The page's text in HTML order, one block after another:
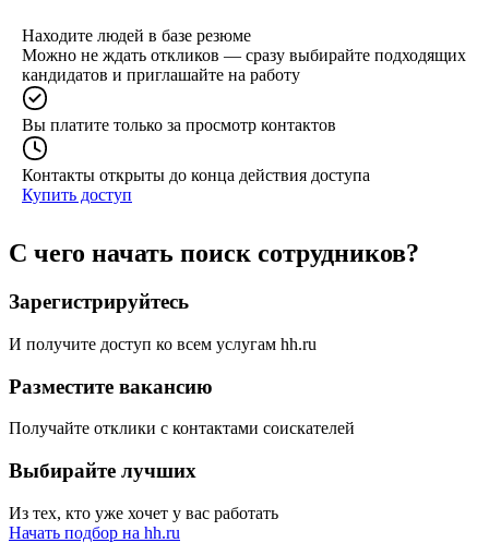
Находите людей в базе резюме
Можно не ждать откликов — сразу выбирайте подходящих
кандидатов и приглашайте на работу
Вы платите только за просмотр контактов
Контакты открыты до конца действия доступа
Купить доступ
С чего начать поиск сотрудников?
Зарегистрируйтесь
И получите доступ ко всем услугам hh.ru
Разместите вакансию
Получайте отклики с контактами соискателей
Выбирайте лучших
Из тех, кто уже хочет у вас работать
Начать подбор на hh.ru